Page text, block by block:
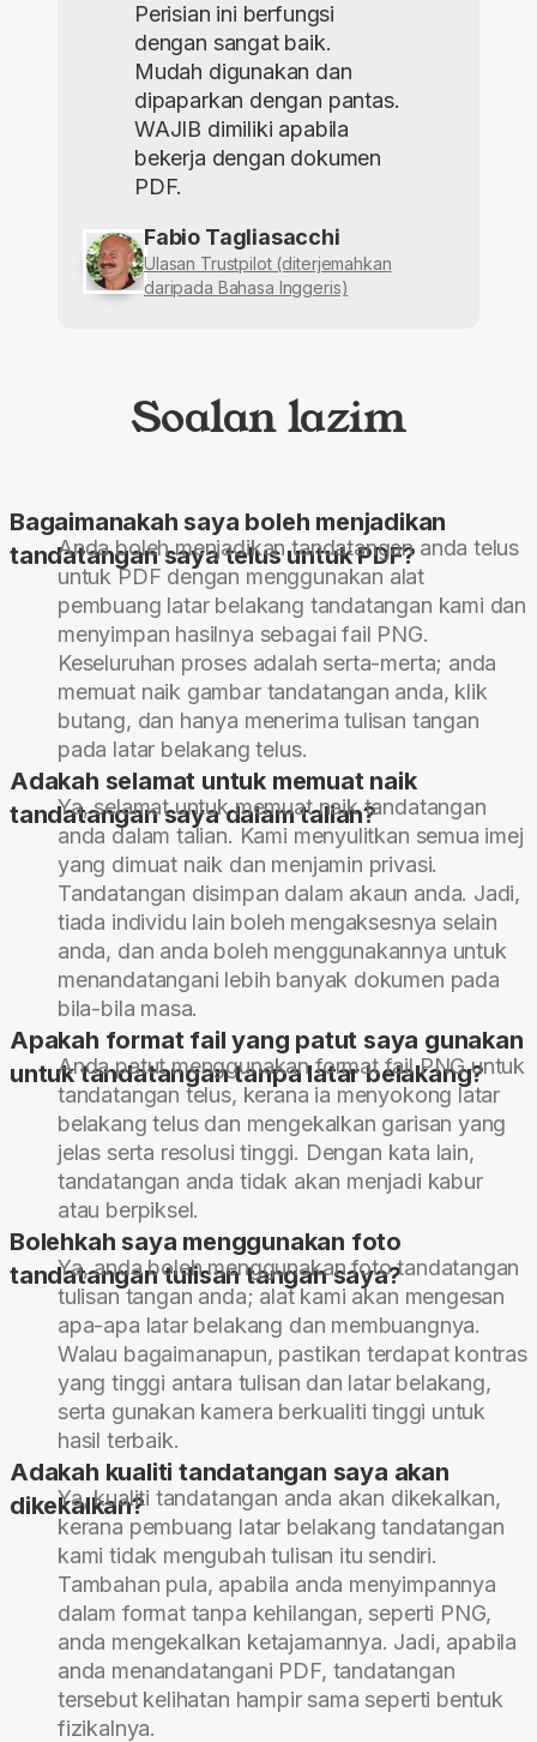
Perisian ini berfungsi
dengan sangat baik.
Mudah digunakan dan
dipaparkan dengan pantas.
WAJIB dimiliki apabila
bekerja dengan dokumen
PDF.
Fabio Tagliasacchi
Ulasan Trustpilot (diterjemahkan
daripada Bahasa Inggeris)
Soalan lazim
Bagaimanakah saya boleh menjadikan
tandatangan saya telus untuk PDF?
Anda boleh menjadikan tandatangan anda telus
untuk PDF dengan menggunakan alat
pembuang latar belakang tandatangan kami dan
menyimpan hasilnya sebagai fail PNG.
Keseluruhan proses adalah serta-merta; anda
memuat naik gambar tandatangan anda, klik
butang, dan hanya menerima tulisan tangan
pada latar belakang telus.
Adakah selamat untuk memuat naik
tandatangan saya dalam talian?
Ya, selamat untuk memuat naik tandatangan
anda dalam talian. Kami menyulitkan semua imej
yang dimuat naik dan menjamin privasi.
Tandatangan disimpan dalam akaun anda. Jadi,
tiada individu lain boleh mengaksesnya selain
anda, dan anda boleh menggunakannya untuk
menandatangani lebih banyak dokumen pada
bila-bila masa.
Apakah format fail yang patut saya gunakan
untuk tandatangan tanpa latar belakang?
Anda patut menggunakan format fail PNG untuk
tandatangan telus, kerana ia menyokong latar
belakang telus dan mengekalkan garisan yang
jelas serta resolusi tinggi. Dengan kata lain,
tandatangan anda tidak akan menjadi kabur
atau berpiksel.
Bolehkah saya menggunakan foto
tandatangan tulisan tangan saya?
Ya, anda boleh menggunakan foto tandatangan
tulisan tangan anda; alat kami akan mengesan
apa-apa latar belakang dan membuangnya.
Walau bagaimanapun, pastikan terdapat kontras
yang tinggi antara tulisan dan latar belakang,
serta gunakan kamera berkualiti tinggi untuk
hasil terbaik.
Adakah kualiti tandatangan saya akan
dikekalkan?
Ya, kualiti tandatangan anda akan dikekalkan,
kerana pembuang latar belakang tandatangan
kami tidak mengubah tulisan itu sendiri.
Tambahan pula, apabila anda menyimpannya
dalam format tanpa kehilangan, seperti PNG,
anda mengekalkan ketajamannya. Jadi, apabila
anda menandatangani PDF, tandatangan
tersebut kelihatan hampir sama seperti bentuk
fizikalnya.